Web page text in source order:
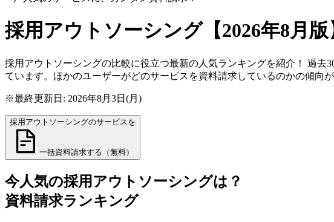
採用アウトソーシング【2026年8月版
採用アウトソーシングの比較に役立つ最新の人気ランキングを紹介！ 過
ています。ほかのユーザーがどのサービスを資料請求しているのかの傾向
※最終更新日: 2026年8月3日(月)
採用アウトソーシングのサービスを
一括資料請求する（無料）
今人気の採用アウトソーシングは？
資料請求ランキング